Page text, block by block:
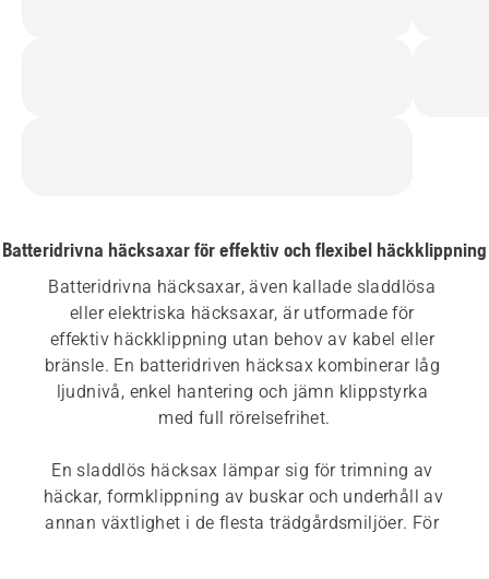
Batteridrivna häcksaxar för effektiv och flexibel häckklippning
Batteridrivna häcksaxar, även kallade sladdlösa
eller elektriska häcksaxar, är utformade för
effektiv häckklippning utan behov av kabel eller
bränsle. En batteridriven häcksax kombinerar låg
ljudnivå, enkel hantering och jämn klippstyrka
med full rörelsefrihet.
En sladdlös häcksax lämpar sig för trimning av
häckar, formklippning av buskar och underhåll av
annan växtlighet i de flesta trädgårdsmiljöer. För